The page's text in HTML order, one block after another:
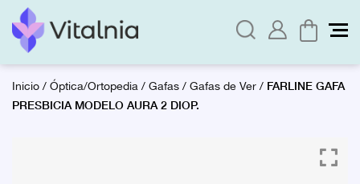
Inicio/Óptica/Ortopedia/Gafas/Gafas de Ver/ FARLINE GAFA
PRESBICIA MODELO AURA 2 DIOP.